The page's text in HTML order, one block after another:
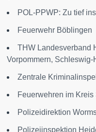
POL-PPWP: Zu tief
Feuerwehr Böblingen
THW Landesverband
Vorpommern, Schleswig-
Zentrale
Feuerwehren im Kreis
Polizeidirektion
Polizeiinspektion